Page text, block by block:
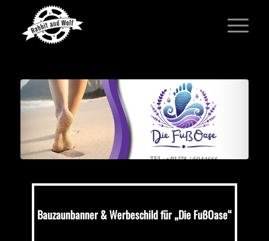
Bauzaunbanner & Werbeschild für „Die FußOase“